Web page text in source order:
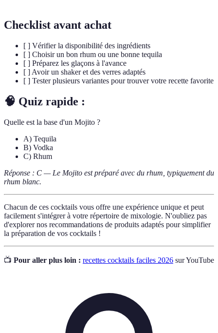
Checklist avant achat
[ ] Vérifier la disponibilité des ingrédients
[ ] Choisir un bon rhum ou une bonne tequila
[ ] Préparez les glaçons à l'avance
[ ] Avoir un shaker et des verres adaptés
[ ] Tester plusieurs variantes pour trouver votre recette favorite
🧠 Quiz rapide :
Quelle est la base d'un Mojito ?
A) Tequila
B) Vodka
C) Rhum
Réponse : C — Le Mojito est préparé avec du rhum, typiquement du
rhum blanc.
Chacun de ces cocktails vous offre une expérience unique et peut
facilement s'intégrer à votre répertoire de mixologie. N'oubliez pas
d'explorer nos recommandations de produits adaptés pour simplifier
la préparation de vos cocktails !
📺 Pour aller plus loin : recettes cocktails faciles 2026 sur YouTube